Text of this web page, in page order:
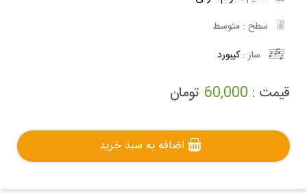
سطح : متوسط
ساز : کیبورد
قیمت : 60,000 تومان
اضافه به سبد خرید